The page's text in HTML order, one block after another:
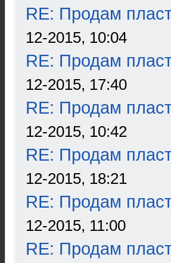
RE: Продам
12-2015, 10:04
RE: Продам
12-2015, 17:40
RE: Продам
12-2015, 10:42
RE: Продам
12-2015, 18:21
RE: Продам
12-2015, 11:00
RE: Продам